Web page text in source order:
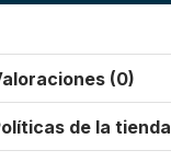
(0)
de la tienda